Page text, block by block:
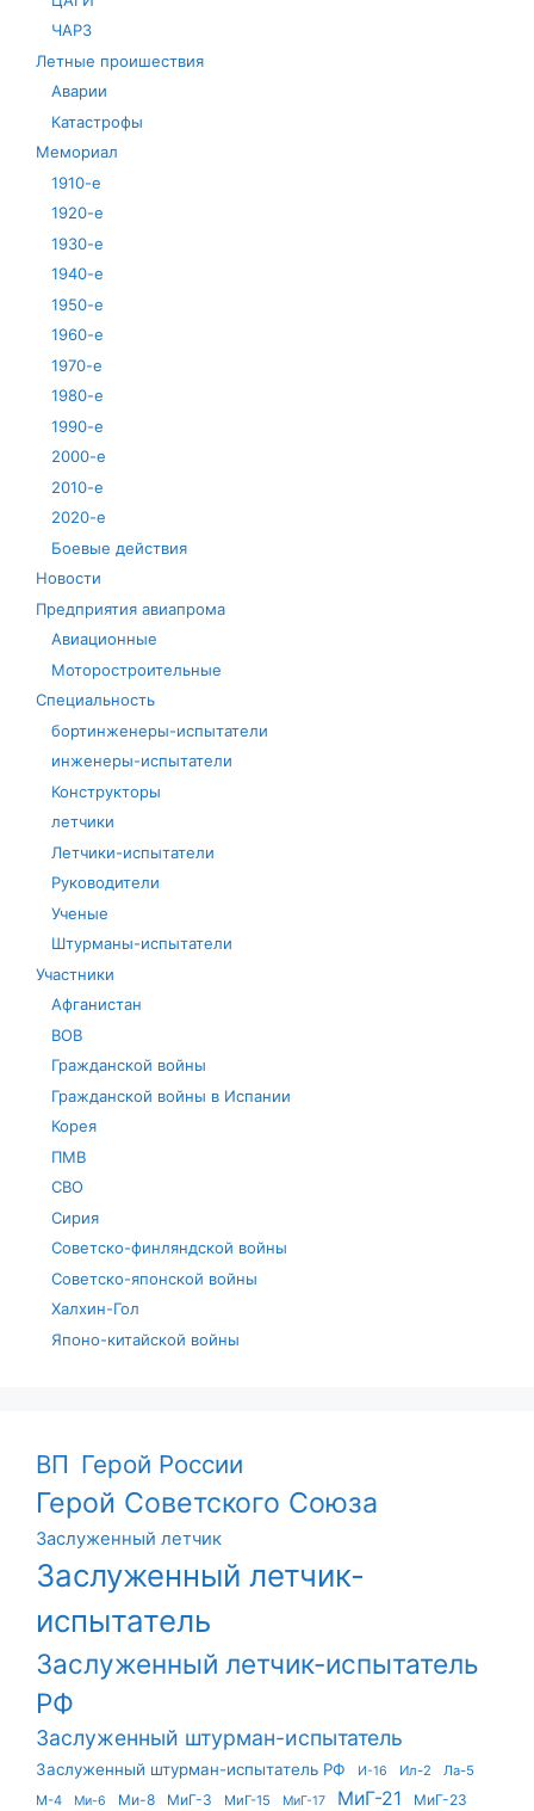
ЧАРЗ
Летные проишествия
Аварии
Катастрофы
Мемориал
1910-е
1920-е
1930-е
1940-е
1950-е
1960-е
1970-е
1980-е
1990-е
2000-е
2010-е
2020-е
Боевые действия
Новости
Предприятия авиапрома
Авиационные
Моторостроительные
Специальность
бортинженеры-испытатели
инженеры-испытатели
Конструкторы
летчики
Летчики-испытатели
Руководители
Ученые
Штурманы-испытатели
Участники
Афганистан
ВОВ
Гражданской войны
Гражданской войны в Испании
Корея
ПМВ
СВО
Сирия
Советско-финляндской войны
Советско-японской войны
Халхин-Гол
Японо-китайской войны
ВП Герой России
Герой Советского Союза
Заслуженный летчик
Заслуженный летчик-
испытатель
Заслуженный летчик-испытатель
РФ
Заслуженный штурман-испытатель
Заслуженный штурман-испытатель РФ И-16 Ил-2
Ла-5
М-4
Ми-6 Ми-8 МиГ-3 МиГ-15 МиГ-17 МиГ-21
МиГ-23